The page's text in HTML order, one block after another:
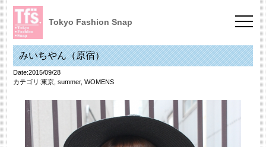
Tokyo Fashion Snap
みいちやん（原宿）
Date:2015/09/28
カテゴリ:東京, summer, WOMENS